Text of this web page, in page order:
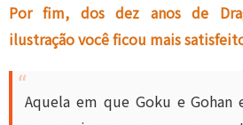
Por fim, dos dez anos de
ilustração você ficou mais
Aquela em que Goku e Gohan